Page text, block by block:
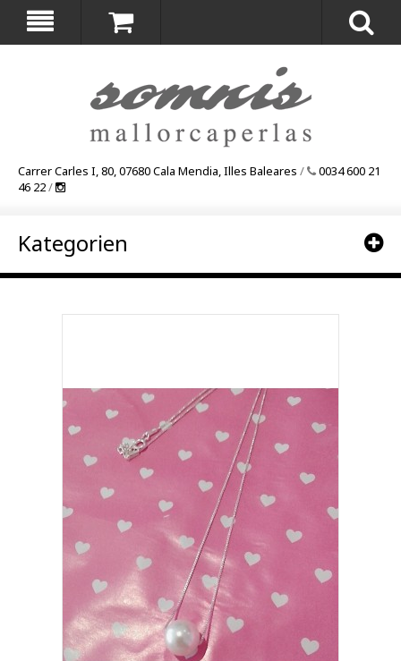
Carrer Carles I, 80, 07680 Cala Mendia, Illes Baleares /
0034 600 21
46 22/
Kategorien